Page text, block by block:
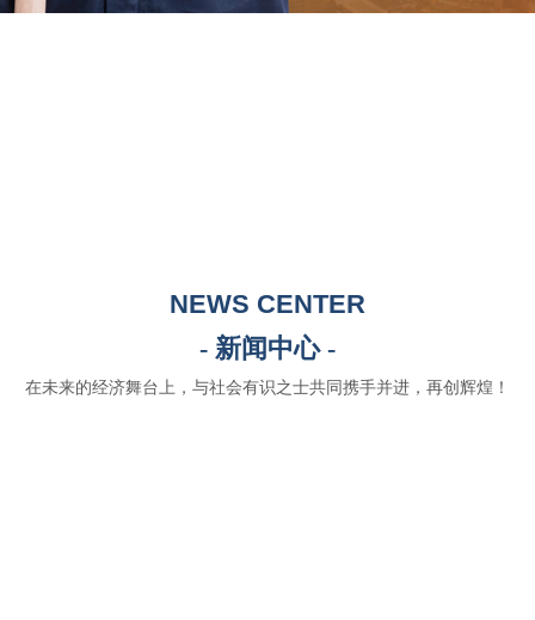
NEWS CENTER
- 新闻中心 -
在未来的经济舞台上，与社会有识之士共同携手并进，再创辉煌！